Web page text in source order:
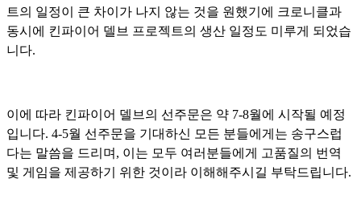
트의 일정이 큰 차이가 나지 않는 것을 원했기에 크로니클과
동시에 킨파이어 델브 프로젝트의 생산 일정도 미루게 되었습
니다.
이에 따라 킨파이어 델브의 선주문은 약 7-8월에 시작될 예정
입니다. 4-5월 선주문을 기대하신 모든 분들에게는 송구스럽
다는 말씀을 드리며, 이는 모두 여러분들에게 고품질의 번역
및 게임을 제공하기 위한 것이라 이해해주시길 부탁드립니다.